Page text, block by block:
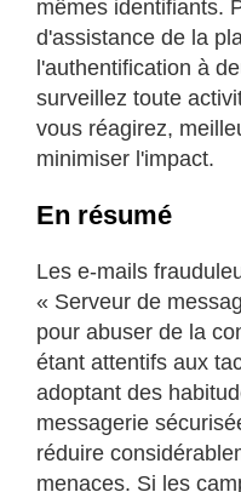
mêmes identifiants.
d'assistance de la
l'authentification à
surveillez toute
vous réagirez,
minimiser l'impact.
En résumé
Les e-mails
« Serveur de
pour abuser de la
étant attentifs aux
adoptant des
messagerie
réduire
menaces. Si les